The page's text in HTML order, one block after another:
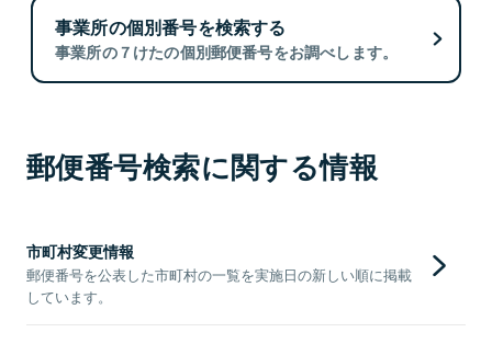
事業所の個別番号を検索する
事業所の７けたの個別郵便番号をお調べします。
郵便番号検索に関する情報
市町村変更情報
郵便番号を公表した市町村の一覧を実施日の新しい順に掲載
しています。